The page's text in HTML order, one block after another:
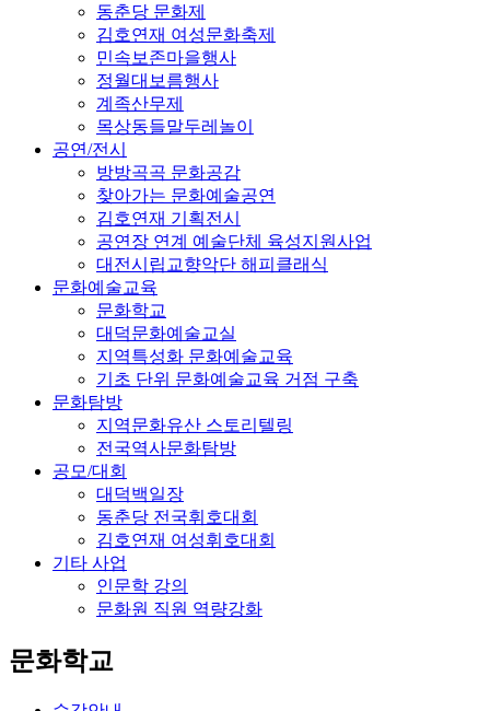
동춘당 문화제
김호연재 여성문화축제
민속보존마을행사
정월대보름행사
계족산무제
목상동들말두레놀이
공연/전시
방방곡곡 문화공감
찾아가는 문화예술공연
김호연재 기획전시
공연장 연계 예술단체 육성지원사업
대전시립교향악단 해피클래식
문화예술교육
문화학교
대덕문화예술교실
지역특성화 문화예술교육
기초 단위 문화예술교육 거점 구축
문화탐방
지역문화유산 스토리텔링
전국역사문화탐방
공모/대회
대덕백일장
동춘당 전국휘호대회
김호연재 여성휘호대회
기타 사업
인문학 강의
문화원 직원 역량강화
문화학교